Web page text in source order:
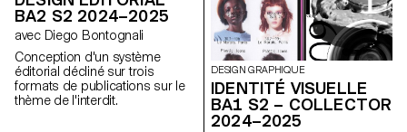
BA2 S2 2024–2025
avec Diego Bontognali
Conception d'un système
éditorial décliné sur trois
formats de publications sur le
thème de l'interdit.
DESIGN GRAPHIQUE
IDENTITÉ VISUELLE
BA1 S2 – COLLECTOR
2024–2025